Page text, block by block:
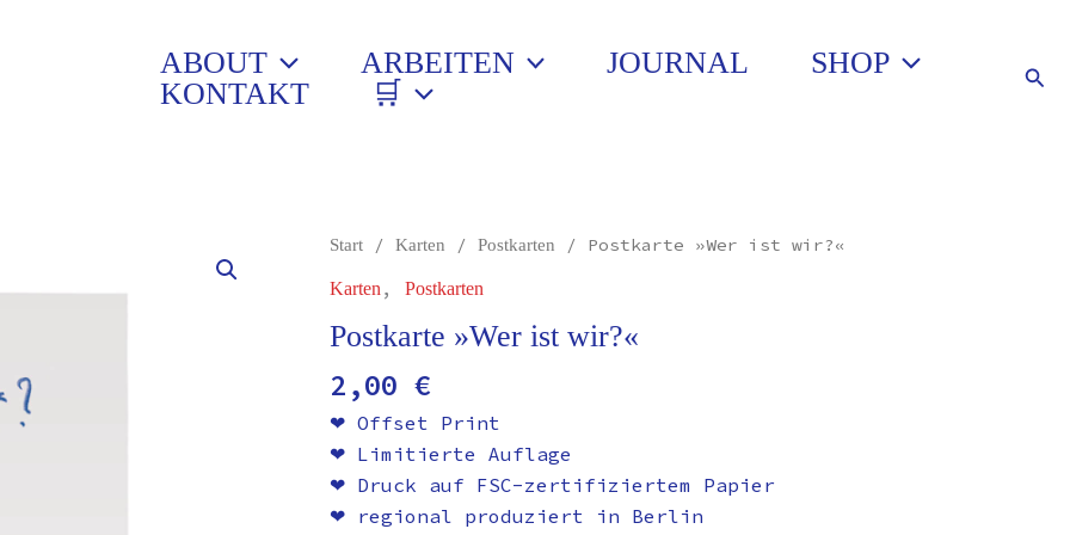
ABOUT ARBEITEN JOURNAL
SHOP
KONTAKT
🛒
Start /Karten /Postkarten / Postkarte »Wer ist wir?«
Karten ,Postkarten
Postkarte »Wer ist wir?«
2,00 €
❤︎ Offset Print
❤︎ Limitierte Auflage
❤︎ Druck auf FSC-zertifiziertem Papier
❤︎ regional produziert in Berlin
Postkarte
wir?«